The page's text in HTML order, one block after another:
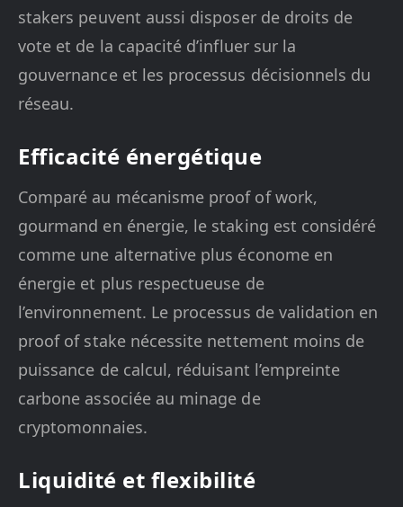
stakers peuvent aussi disposer de droits de
vote et de la capacité d’influer sur la
gouvernance et les processus décisionnels du
réseau.
Efficacité énergétique
Comparé au mécanisme proof of work,
gourmand en énergie, le staking est considéré
comme une alternative plus économe en
énergie et plus respectueuse de
l’environnement. Le processus de validation en
proof of stake nécessite nettement moins de
puissance de calcul, réduisant l’empreinte
carbone associée au minage de
cryptomonnaies.
Liquidité et flexibilité